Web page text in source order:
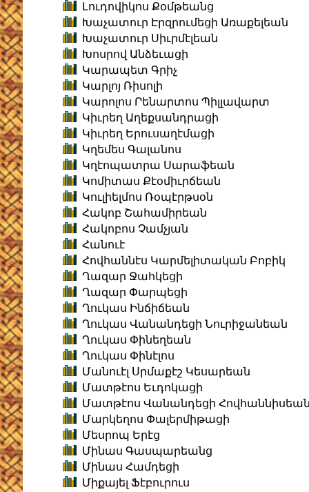
Լուդովիկոս Քօմթեանց
Խաչատուր Էրզրումեցի Առաքելեան
Խաչատուր Սիւրմէլեան
Խոսրով Անձեւացի
Կարապետ Գրիչ
Կարլոյ Ռիսոլի
Կարոլոս Րենարտոս Պիլլավարտ
Կիւրեղ Աղեքսանդրացի
Կիւրեղ Երուսաղէմացի
Կղեմես Գալանոս
Կղէոպատրա Սարաֆեան
Կոմիտաս Քէօմիւրճեան
Կուլիելմոս Ռօպէրթսօն
Հակոբ Շահամիրեան
Հակոբոս Չամչյան
Հանուէ
Հովհաննէս Կարմելիտական Բոբիկ
Ղազար Ջահկեցի
Ղազար Փարպեցի
Ղուկաս Ինճիճեան
Ղուկաս Վանանդեցի Նուրիջանեան
Ղուկաս Փինեղեան
Ղուկաս Փինէլոս
Մանուէլ Սրմաքէշ Կեսարեան
Մատթէոս Եւդոկացի
Մատթէոս Վանանդեցի
Մարկեղոս Փալերմիթացի
Մեսրոպ Երէց
Մինաս Գասպարեանց
Մինաս Համդեցի
Միքայել Ֆէբուրուս